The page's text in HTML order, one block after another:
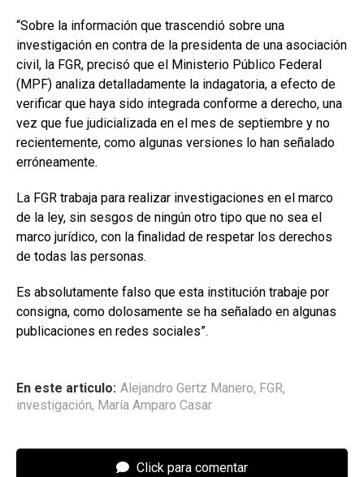
“Sobre la información que trascendió sobre una
investigación en contra de la presidenta de una asociación
civil, la FGR, precisó que el Ministerio Público Federal
(MPF) analiza detalladamente la indagatoria, a efecto de
verificar que haya sido integrada conforme a derecho, una
vez que fue judicializada en el mes de septiembre y no
recientemente, como algunas versiones lo han señalado
erróneamente.
La FGR trabaja para realizar investigaciones en el marco
de la ley, sin sesgos de ningún otro tipo que no sea el
marco jurídico, con la finalidad de respetar los derechos
de todas las personas.
Es absolutamente falso que esta institución trabaje por
consigna, como dolosamente se ha señalado en algunas
publicaciones en redes sociales”.
En este articulo: Alejandro Gertz Manero, FGR,
investigación, María Amparo Casar
Click para comentar